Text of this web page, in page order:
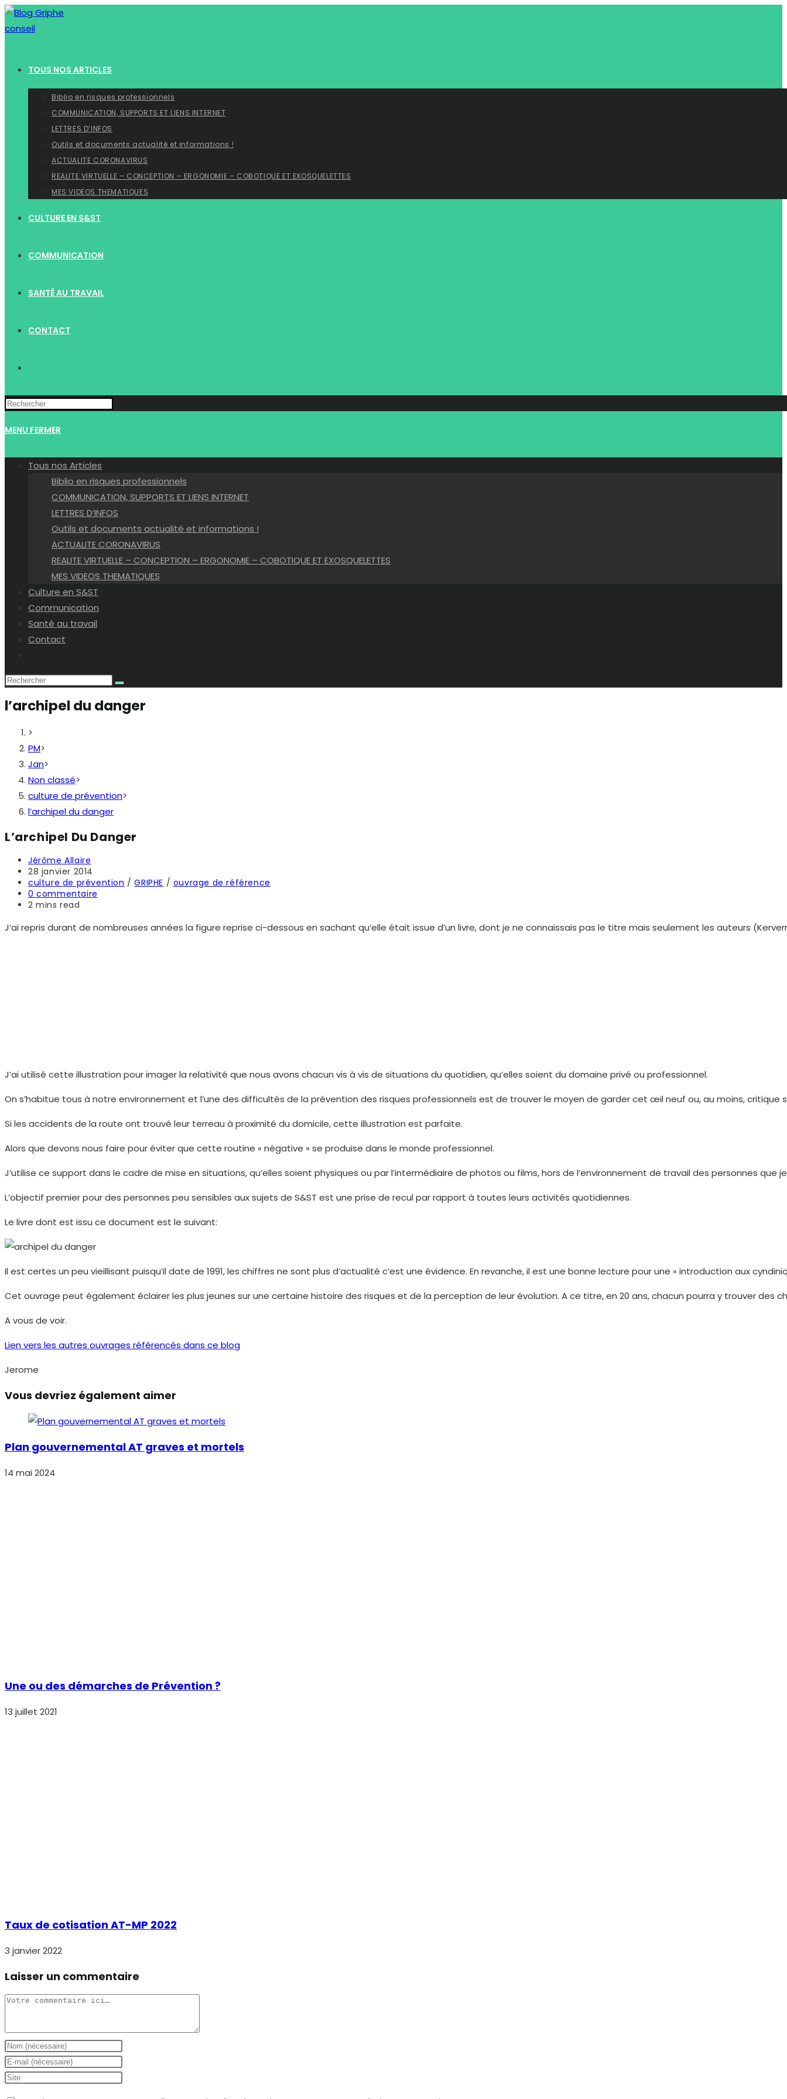
Skip
to
TOUS NOS ARTICLES
Biblio en risques professionnels
COMMUNICATION, SUPPORTS ET LIENS INTERNET
LETTRES D’INFOS
Outils et documents actualité et informations !
ACTUALITE CORONAVIRUS
REALITE VIRTUELLE – CONCEPTION – ERGONOMIE – COBOTIQUE ET EXOSQUELETTES
MES VIDEOS THEMATIQUES
CULTURE EN S&ST
COMMUNICATION
SANTÉ AU TRAVAIL
CONTACT
WEBSITE
MENU FERMER
Tous nos Articles
Biblio en risques professionnels
COMMUNICATION, SUPPORTS ET LIENS INTERNET
LETTRES D’INFOS
Outils et documents actualité et informations !
ACTUALITE CORONAVIRUS
REALITE VIRTUELLE – CONCEPTION – ERGONOMIE – COBOTIQUE ET EXOSQUELETTES
MES VIDEOS THEMATIQUES
Culture en S&ST
Communication
Santé au travail
Contact
search
l’archipel du danger
>
PM>
Jan>
Non classé>
culture de prévention>
l’archipel du danger
L’archipel Du Danger
Auteur/autrice
de
la
publication :
Jérôme Allaire
Publication
publiée :
28 janvier 2014
Post
category:
culture de prévention / GRIPHE / ouvrage de référence
Commentaires
de
publication :
0 commentaire
Temps
lecture :
2 mins read
J’ai repris durant de nombreuses années la figure reprise ci-dessous en sachant qu’elle était issue d’un livre, dont je ne connaissais pas le titre mais seulement les auteurs
J’ai utilisé cette illustration pour imager la relativité que nous avons chacun vis à vis de situations du quotidien, qu’elles soient du domaine privé ou professionnel.
On s’habitue tous à notre environnement et l’une des difficultés de la prévention des risques professionnels est de trouver le moyen de garder cet œil neuf ou, au moins, critique
Si les accidents de la route ont trouvé leur terreau à proximité du domicile, cette illustration est parfaite.
Alors que devons nous faire pour éviter que cette routine « négative » se produise dans le monde professionnel.
J’utilise ce support dans le cadre de mise en situations, qu’elles soient physiques ou par l’intermédiaire de photos ou films, hors de l’environnement de travail des personnes que
L’objectif premier pour des personnes peu sensibles aux sujets de S&ST est une prise de recul par rapport à toutes leurs activités quotidiennes.
Le livre dont est issu ce document est le suivant:
Il est certes un peu vieillisant puisqu’il date de 1991, les chiffres ne sont plus d’actualité c’est une évidence. En revanche, il est une bonne lecture pour une « introduction aux
Cet ouvrage peut également éclairer les plus jeunes sur une certaine histoire des risques et de la perception de leur évolution. A ce titre, en 20 ans, chacun pourra y trouver des
A vous de voir.
Lien vers les autres ouvrages référencés dans ce blog
Jerome
Vous devriez également aimer
Plan gouvernemental AT graves et mortels
14 mai 2024
Une ou des démarches de Prévention ?
13 juillet 2021
Taux de cotisation AT-MP 2022
3 janvier 2022
Laisser un commentaire
Comment
Enter
your
name
Enter
your
Saisir